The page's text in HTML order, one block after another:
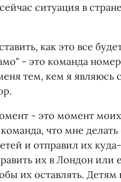
ситуация в
как это все
- это команда
тем, кем я
- это момент моих
что мне
и отправил их
их в Лондон
их оставлять.